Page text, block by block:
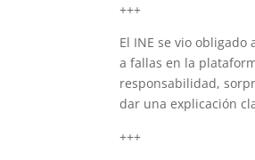
+++
El INE se vio
a fallas en la
responsabilidad,
dar una explicación
+++